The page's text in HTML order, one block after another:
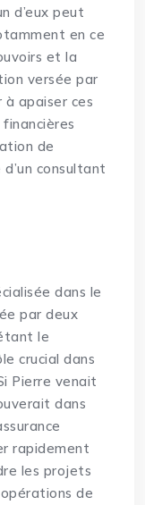
d’eux peut
en ce
et la
versée par
à apaiser ces
de
d’un consultant
dans le
par deux
le
crucial dans
Pierre venait
dans
rapidement
les projets
de